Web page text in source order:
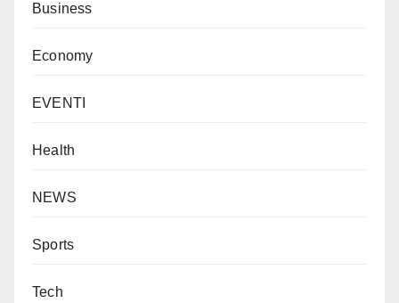
Business
Economy
EVENTI
Health
NEWS
Sports
Tech